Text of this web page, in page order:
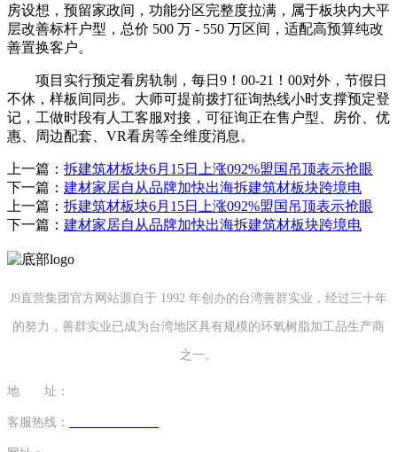
房设想，预留家政间，功能分区完整度拉满，属于板块内大平
层改善标杆户型，总价 500 万 - 550 万区间，适配高预算纯改
善置换客户。
项目实行预定看房轨制，每日9！00-21！00对外，节假日
不休，样板间同步。大师可提前拨打征询热线小时支撑预定登
记，工做时段有人工客服对接，可征询正在售户型、房价、优
惠、周边配套、VR看房等全维度消息。
上一篇： 拆建筑材板块6月15日上涨092%盟国吊顶表示抢眼
下一篇： 建材家居自从品牌加快出海拆建筑材板块跨境电
上一篇： 拆建筑材板块6月15日上涨092%盟国吊顶表示抢眼
下一篇： 建材家居自从品牌加快出海拆建筑材板块跨境电
J9直营集团官方网站源自于 1992 年创办的台湾善群实业，经过三十年
的努力，善群实业已成为台湾地区具有规模的环氧树脂加工品生产商
之一。
地 址：
客服热线：